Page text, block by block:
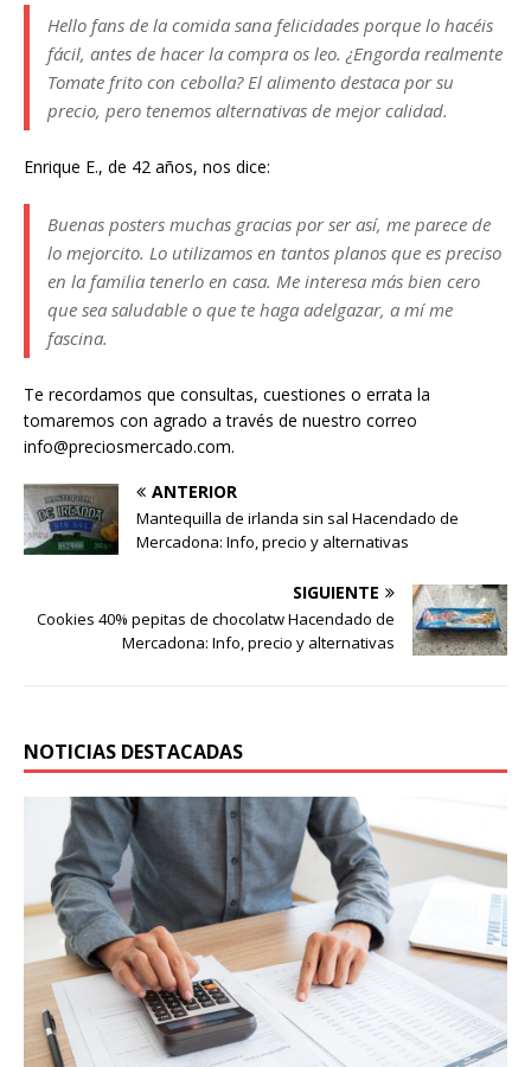
Hello fans de la comida sana felicidades porque lo hacéis
fácil, antes de hacer la compra os leo. ¿Engorda realmente
Tomate frito con cebolla? El alimento destaca por su
precio, pero tenemos alternativas de mejor calidad.
Enrique E., de 42 años, nos dice:
Buenas posters muchas gracias por ser así, me parece de
lo mejorcito. Lo utilizamos en tantos planos que es preciso
en la familia tenerlo en casa. Me interesa más bien cero
que sea saludable o que te haga adelgazar, a mí me
fascina.
Te recordamos que consultas, cuestiones o errata la
tomaremos con agrado a través de nuestro correo
info@preciosmercado.com.
ANTERIOR
Mantequilla de irlanda sin sal Hacendado de
Mercadona: Info, precio y alternativas
SIGUIENTE
Cookies 40% pepitas de chocolatw Hacendado de
Mercadona: Info, precio y alternativas
NOTICIAS DESTACADAS